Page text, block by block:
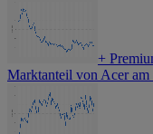
+
Marktanteil von Acer